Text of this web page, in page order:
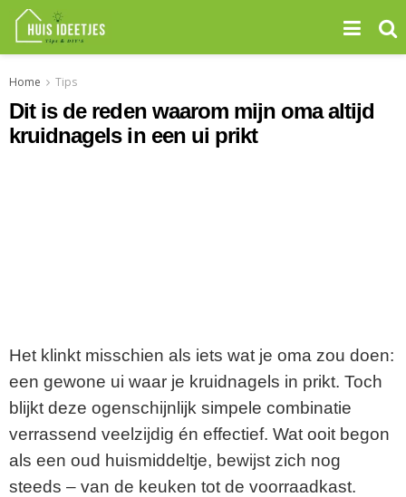
Home Tips
Dit is de reden waarom mijn oma altijd
kruidnagels in een ui prikt
Het klinkt misschien als iets wat je oma zou doen:
een gewone ui waar je kruidnagels in prikt. Toch
blijkt deze ogenschijnlijk simpele combinatie
verrassend veelzijdig én effectief. Wat ooit begon
als een oud huismiddeltje, bewijst zich nog
steeds – van de keuken tot de voorraadkast.